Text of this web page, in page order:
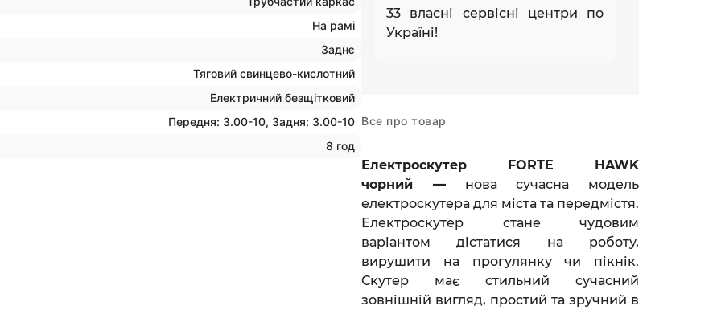
На рамі
Заднє
Тяговий свинцево-кислотний
Електричний безщітковий
Передня: 3.00-10, Задня: 3.00-10
8 год
33 власні сервісні центри по
Україні!
Все про товар
Електроскутер FORTE HAWK
чорний —нова сучасна модель
електроскутера для міста та передмістя.
Електроскутер стане чудовим
варіантом дістатися на роботу,
вирушити на прогулянку чи пікнік.
Скутер має стильний сучасний
зовнішній вигляд, простий та зручний в